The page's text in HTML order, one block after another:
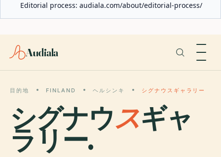
Editorial process: audiala.com/about/editorial-process/
Audiala
目的地 FINLAND ヘルシンキ シグナウスギャラリー
シグナウスギャ
ラリー.